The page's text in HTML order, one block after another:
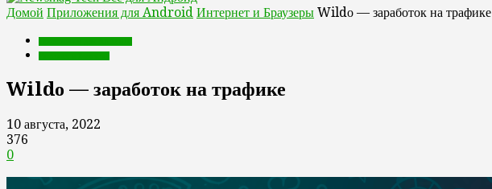
Домой Приложения для Android Интернет и Браузеры Wildо — заработок на трафике
Wildо — заработок на трафике
10 августа, 2022
376
0